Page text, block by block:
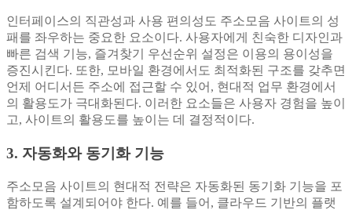
인터페이스의 직관성과 사용 편의성도 주소모음 사이트의 성
패를 좌우하는 중요한 요소이다. 사용자에게 친숙한 디자인과
빠른 검색 기능, 즐겨찾기 우선순위 설정은 이용의 용이성을
증진시킨다. 또한, 모바일 환경에서도 최적화된 구조를 갖추면
언제 어디서든 주소에 접근할 수 있어, 현대적 업무 환경에서
의 활용도가 극대화된다. 이러한 요소들은 사용자 경험을 높이
고, 사이트의 활용도를 높이는 데 결정적이다.
3. 자동화와 동기화 기능
주소모음 사이트의 현대적 전략은 자동화된 동기화 기능을 포
함하도록 설계되어야 한다. 예를 들어, 클라우드 기반의 플랫